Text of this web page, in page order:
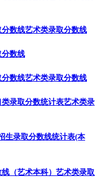
分数线艺术类录取分数线
分数线
分数线艺术类录取分数线
录取分数统计表艺术类录
生录取分数线统计表(本
（艺术本科） 艺术类录取